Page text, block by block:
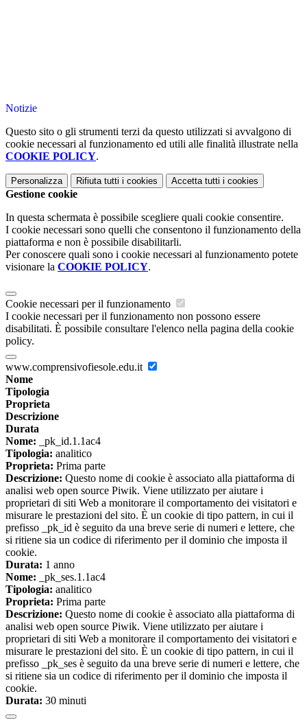
Notizie
Questo sito o gli strumenti terzi da questo utilizzati si avvalgono di
cookie necessari al funzionamento ed utili alle finalità illustrate nella
COOKIE POLICY.
Personalizza Rifiuta tutti i cookies Accetta tutti i cookies
Gestione cookie
In questa schermata è possibile scegliere quali cookie consentire.
I cookie necessari sono quelli che consentono il funzionamento della
piattaforma e non è possibile disabilitarli.
Per conoscere quali sono i cookie necessari al funzionamento potete
visionare la COOKIE POLICY.
Cookie necessari per il funzionamento
I cookie necessari per il funzionamento non possono essere
disabilitati. È possibile consultare l'elenco nella pagina della cookie
policy.
www.comprensivofiesole.edu.it
Nome
Tipologia
Proprieta
Descrizione
Durata
Nome: _pk_id.1.1ac4
Tipologia: analitico
Proprieta: Prima parte
Descrizione: Questo nome di cookie è associato alla piattaforma di
analisi web open source Piwik. Viene utilizzato per aiutare i
proprietari di siti Web a monitorare il comportamento dei visitatori e
misurare le prestazioni del sito. È un cookie di tipo pattern, in cui il
prefisso _pk_id è seguito da una breve serie di numeri e lettere, che
si ritiene sia un codice di riferimento per il dominio che imposta il
cookie.
Durata: 1 anno
Nome: _pk_ses.1.1ac4
Tipologia: analitico
Proprieta: Prima parte
Descrizione: Questo nome di cookie è associato alla piattaforma di
analisi web open source Piwik. Viene utilizzato per aiutare i
proprietari di siti Web a monitorare il comportamento dei visitatori e
misurare le prestazioni del sito. È un cookie di tipo pattern, in cui il
prefisso _pk_ses è seguito da una breve serie di numeri e lettere, che
si ritiene sia un codice di riferimento per il dominio che imposta il
cookie.
Durata: 30 minuti